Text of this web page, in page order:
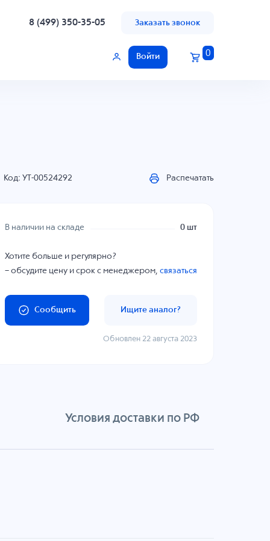
8 (499) 350-35-05 Заказать звонок
Войти 0
Код: УТ-00524292 Распечатать
В наличии на складе 0 шт
Хотите больше и регулярно?
– обсудите цену и срок с менеджером,связаться
Сообщить Ищите аналог?
Обновлен 22 августа 2023
Условия доставки по РФ